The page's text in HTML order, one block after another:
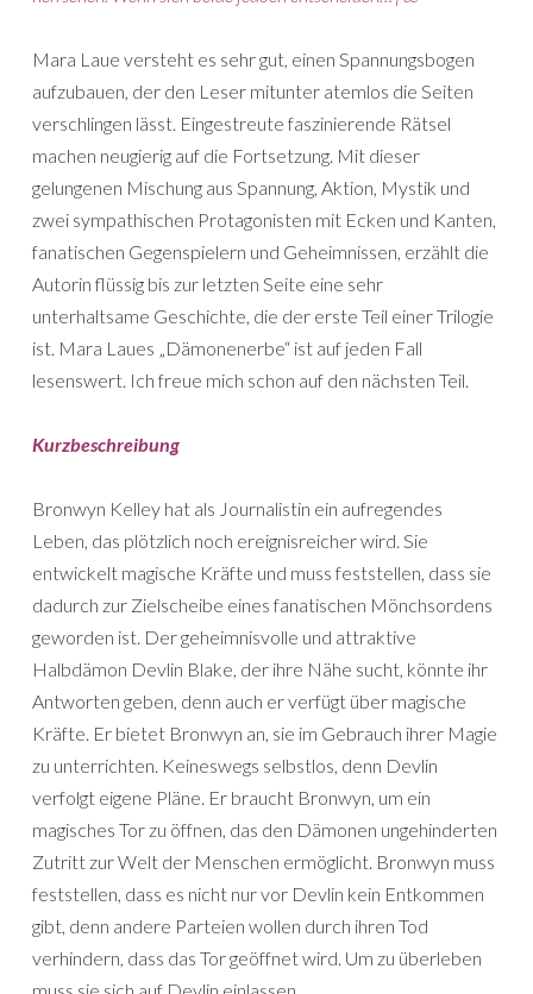
Mara Laue versteht es sehr gut, einen Spannungsbogen
aufzubauen, der den Leser mitunter atemlos die Seiten
verschlingen lässt. Eingestreute faszinierende Rätsel
machen neugierig auf die Fortsetzung. Mit dieser
gelungenen Mischung aus Spannung, Aktion, Mystik und
zwei sympathischen Protagonisten mit Ecken und Kanten,
fanatischen Gegenspielern und Geheimnissen, erzählt die
Autorin flüssig bis zur letzten Seite eine sehr
unterhaltsame Geschichte, die der erste Teil einer Trilogie
ist. Mara Laues „Dämonenerbe“ ist auf jeden Fall
lesenswert. Ich freue mich schon auf den nächsten Teil.
Kurzbeschreibung
Bronwyn Kelley hat als Journalistin ein aufregendes
Leben, das plötzlich noch ereignisreicher wird. Sie
entwickelt magische Kräfte und muss feststellen, dass sie
dadurch zur Zielscheibe eines fanatischen Mönchsordens
geworden ist. Der geheimnisvolle und attraktive
Halbdämon Devlin Blake, der ihre Nähe sucht, könnte ihr
Antworten geben, denn auch er verfügt über magische
Kräfte. Er bietet Bronwyn an, sie im Gebrauch ihrer Magie
zu unterrichten. Keineswegs selbstlos, denn Devlin
verfolgt eigene Pläne. Er braucht Bronwyn, um ein
magisches Tor zu öffnen, das den Dämonen ungehinderten
Zutritt zur Welt der Menschen ermöglicht. Bronwyn muss
feststellen, dass es nicht nur vor Devlin kein Entkommen
gibt, denn andere Parteien wollen durch ihren Tod
verhindern, dass das Tor geöffnet wird. Um zu überleben